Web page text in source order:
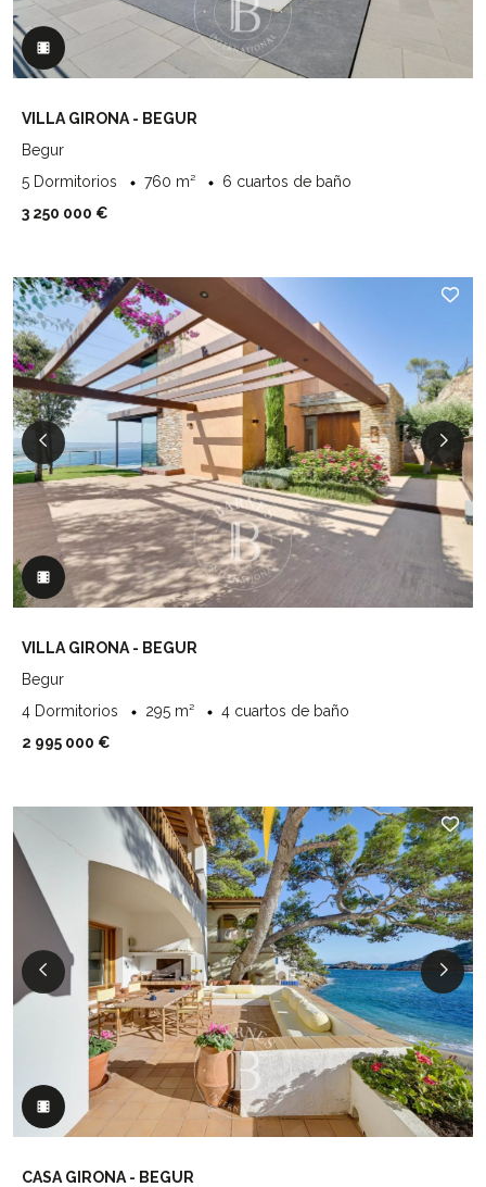
VILLA GIRONA - BEGUR
Begur
5 Dormitorios
760 m²
6 cuartos de baño
3 250 000 €
VILLA GIRONA - BEGUR
Begur
4 Dormitorios
295 m²
4 cuartos de baño
2 995 000 €
CASA GIRONA - BEGUR